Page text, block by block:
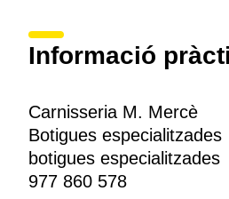
Informació
Carnisseria M. Mercè
Botigues especialitzades
botigues especialitzades
977 860 578